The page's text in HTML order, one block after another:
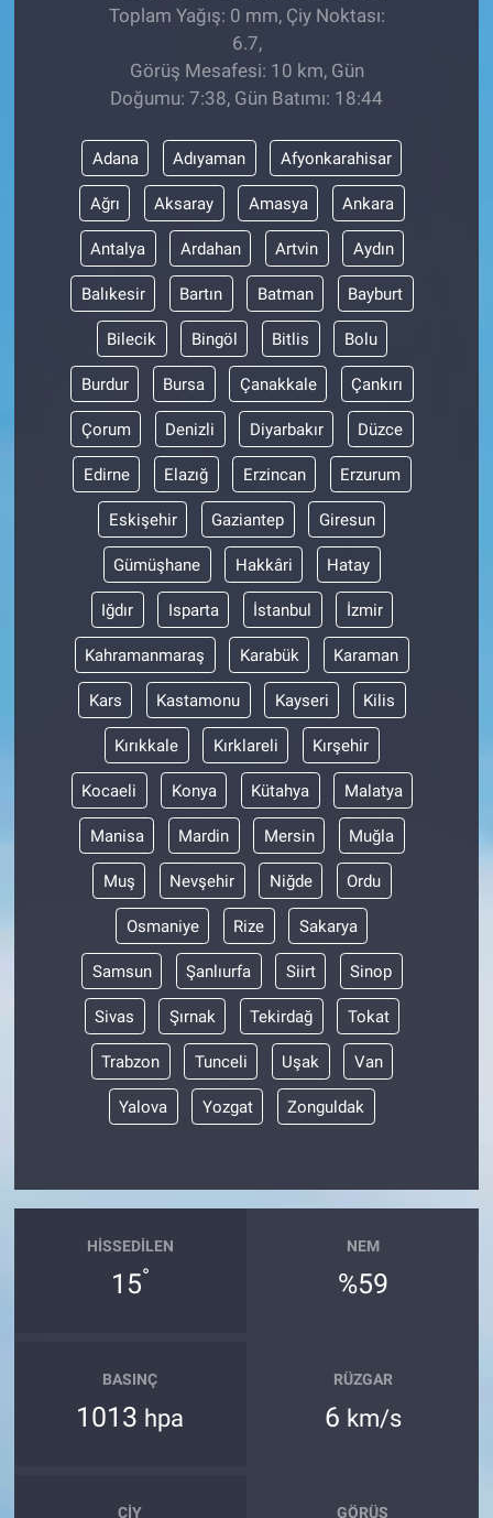
Toplam Yağış: 0 mm, Çiy Noktası:
6.7,
Görüş Mesafesi: 10 km, Gün
Doğumu: 7:38, Gün Batımı: 18:44
Adana Adıyaman Afyonkarahisar
Ağrı Aksaray Amasya Ankara
Antalya Ardahan Artvin Aydın
Balıkesir Bartın Batman Bayburt
Bilecik Bingöl Bitlis Bolu
Burdur Bursa Çanakkale Çankırı
Çorum Denizli Diyarbakır Düzce
Edirne Elazığ Erzincan Erzurum
Eskişehir Gaziantep Giresun
Gümüşhane Hakkâri Hatay
Iğdır Isparta İstanbul İzmir
Kahramanmaraş Karabük Karaman
Kars Kastamonu Kayseri Kilis
Kırıkkale Kırklareli Kırşehir
Kocaeli Konya Kütahya Malatya
Manisa Mardin Mersin Muğla
Muş Nevşehir Niğde Ordu
Osmaniye Rize Sakarya
Samsun Şanlıurfa Siirt Sinop
Sivas Şırnak Tekirdağ Tokat
Trabzon Tunceli Uşak Van
Yalova Yozgat Zonguldak
HISSEDILEN
15°
NEM
%59
BASINÇ
1013 hpa
RÜZGAR
6 km/s
ÇIY GÖRÜŞ